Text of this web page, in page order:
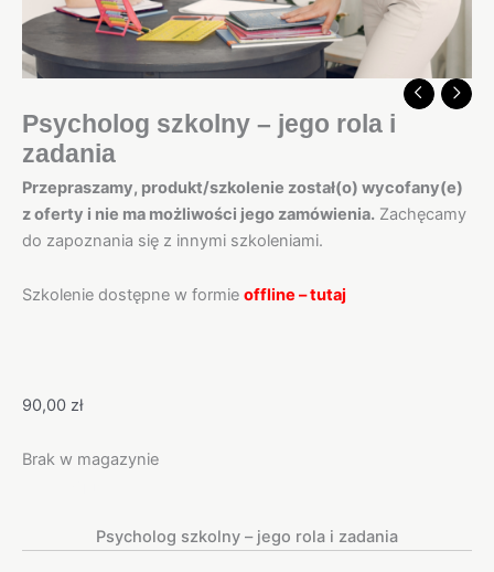
Psycholog szkolny – jego rola i
zadania
Przepraszamy, produkt/szkolenie został(o) wycofany(e)
z oferty i nie ma możliwości jego zamówienia. Zachęcamy
do zapoznania się z innymi szkoleniami.
Szkolenie dostępne w formie offline – tutaj
90,00 zł
Brak w magazynie
Psycholog szkolny – jego rola i zadania